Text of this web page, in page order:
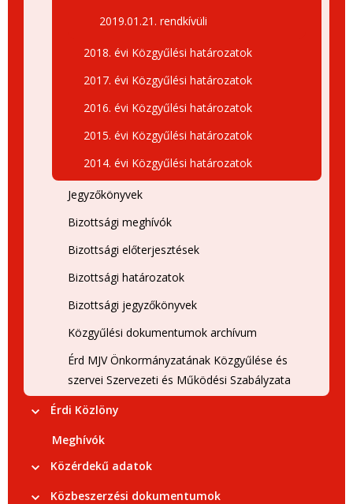
2019.01.21. rendkívüli
2018. évi Közgyűlési határozatok
2017. évi Közgyűlési határozatok
2016. évi Közgyűlési határozatok
2015. évi Közgyűlési határozatok
2014. évi Közgyűlési határozatok
Jegyzőkönyvek
Bizottsági meghívók
Bizottsági előterjesztések
Bizottsági határozatok
Bizottsági jegyzőkönyvek
Közgyűlési dokumentumok archívum
Érd MJV Önkormányzatának Közgyűlése és
szervei Szervezeti és Működési Szabályzata
Érdi Közlöny
Meghívók
Közérdekű adatok
Közbeszerzési dokumentumok